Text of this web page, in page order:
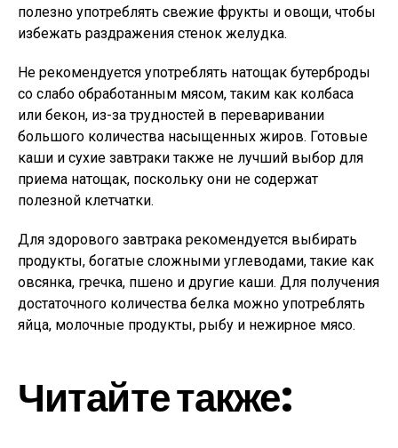
полезно употреблять свежие фрукты и овощи, чтобы
избежать раздражения стенок желудка.
Не рекомендуется употреблять натощак бутерброды
со слабо обработанным мясом, таким как колбаса
или бекон, из-за трудностей в переваривании
большого количества насыщенных жиров. Готовые
каши и сухие завтраки также не лучший выбор для
приема натощак, поскольку они не содержат
полезной клетчатки.
Для здорового завтрака рекомендуется выбирать
продукты, богатые сложными углеводами, такие как
овсянка, гречка, пшено и другие каши. Для получения
достаточного количества белка можно употреблять
яйца, молочные продукты, рыбу и нежирное мясо.
Читайте также: